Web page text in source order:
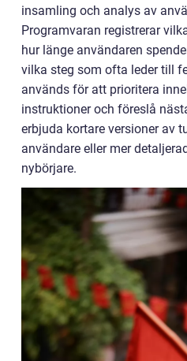
insamling och analys av
Programvaran registrerar
hur länge användaren
vilka steg som ofta leder till
används för att prioritera
instruktioner och föreslå
erbjuda kortare versioner av
användare eller mer
nybörjare.